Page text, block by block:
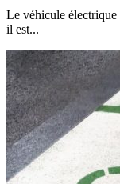
Le véhicule électrique
il est...